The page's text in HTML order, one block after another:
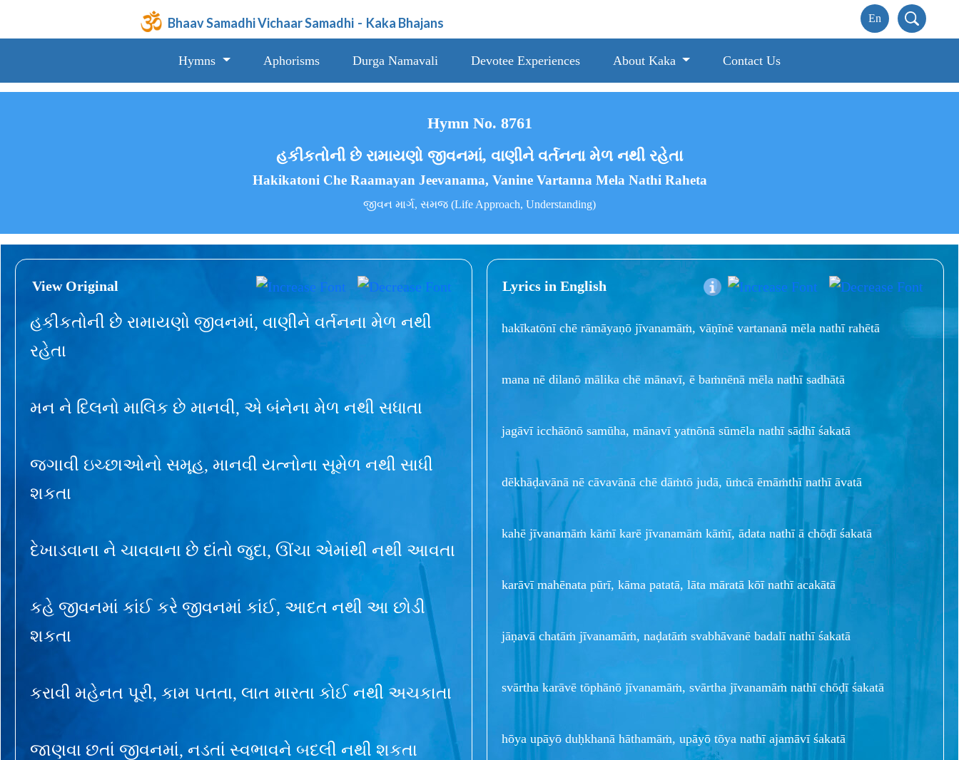
Bhaav Samadhi Vichaar Samadhi - Kaka Bhajans
Hymns Aphorisms Durga Namavali Devotee Experiences About Kaka Contact Us
Hymn No. 8761
હકીકતોની છે રામાયણો જીવનમાં, વાણીને વર્તનના મેળ નથી રહેતા
Hakikatoni Che Raamayan Jeevanama, Vanine Vartanna Mela Nathi Raheta
જીવન માર્ગ, સમજ (Life Approach, Understanding)
View Original
હકીકતોની છે રામાયણો જીવનમાં, વાણીને વર્તનના મેળ નથી
રહેતા
મન ને દિલનો માલિક છે માનવી, એ બંનેના મેળ નથી સધાતા
જગાવી ઇચ્છાઓનો સમૂહ, માનવી યત્નોના સૂમેળ નથી સાધી
શકતા
દેખાડવાના ને ચાવવાના છે દાંતો જુદા, ઊંચા એમાંથી નથી આવતા
કહે જીવનમાં કાંઈ કરે જીવનમાં કાંઈ, આદત નથી આ છોડી
શકતા
કરાવી મહેનત પૂરી, કામ પતતા, લાત મારતા કોઈ નથી અચકાતા
જાણવા છતાં જીવનમાં, નડતાં સ્વભાવને બદલી નથી શકતા
Lyrics in English
hakīkatōnī chē rāmāyaṇō jīvanamāṁ, vāṇīnē vartananā mēla nathī rahētā
mana nē dilanō mālika chē mānavī, ē baṁnēnā mēla nathī sadhātā
jagāvī icchāōnō samūha, mānavī yatnōnā sūmēla nathī sādhī śakatā
dēkhāḍavānā nē cāvavānā chē dāṁtō judā, ūṁcā ēmāṁthī nathī āvatā
kahē jīvanamāṁ kāṁī karē jīvanamāṁ kāṁī, ādata nathī ā chōḍī śakatā
karāvī mahēnata pūrī, kāma patatā, lāta māratā kōī nathī acakātā
jāṇavā chatāṁ jīvanamāṁ, naḍatāṁ svabhāvanē badalī nathī śakatā
svārtha karāvē tōphānō jīvanamāṁ, svārtha jīvanamāṁ nathī chōḍī śakatā
hōya upāyō duḥkhanā hāthamāṁ, upāyō tōya nathī ajamāvī śakatā